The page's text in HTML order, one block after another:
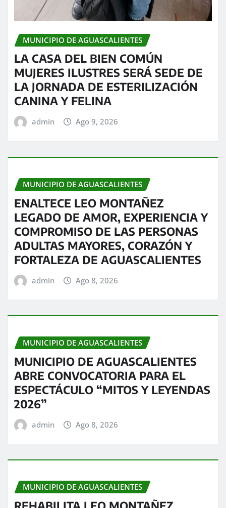
MUNICIPIO DE AGUASCALIENTES
LA CASA DEL BIEN COMÚN
MUJERES ILUSTRES SERÁ SEDE DE
LA JORNADA DE ESTERILIZACIÓN
CANINA Y FELINA
admin Ago 9, 2026
MUNICIPIO DE AGUASCALIENTES
ENALTECE LEO MONTAÑEZ
LEGADO DE AMOR, EXPERIENCIA Y
COMPROMISO DE LAS PERSONAS
ADULTAS MAYORES, CORAZÓN Y
FORTALEZA DE AGUASCALIENTES
admin Ago 8, 2026
MUNICIPIO DE AGUASCALIENTES
MUNICIPIO DE AGUASCALIENTES
ABRE CONVOCATORIA PARA EL
ESPECTÁCULO “MITOS Y LEYENDAS
2026”
admin Ago 8, 2026
MUNICIPIO DE AGUASCALIENTES